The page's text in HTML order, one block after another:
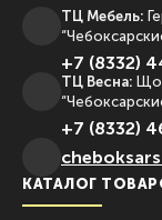
КАТАЛОГ
ТЦ Мебель:
+7 (8332)
ТЦ Весна:
+7 (8332)